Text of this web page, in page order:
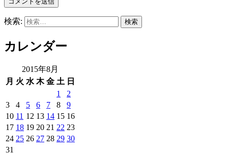
検索:
カレンダー
2015年8月
月 火 水 木 金 土 日
1
2
3
4 5 6 7 8
9
10 11 12 13 14 15 16
17 18 19 20 21 22 23
24 25 26 27 28 29 30
31